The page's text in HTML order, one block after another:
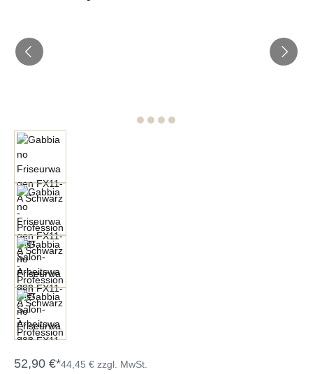
52,90 €*44,45 € zzgl. MwSt.